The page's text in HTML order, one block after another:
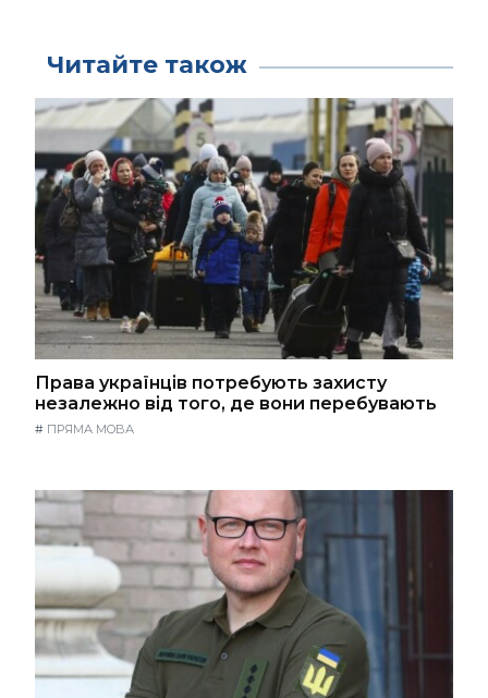
Читайте також
Права українців потребують захисту
незалежно від того, де вони перебувають
# ПРЯМА МОВА